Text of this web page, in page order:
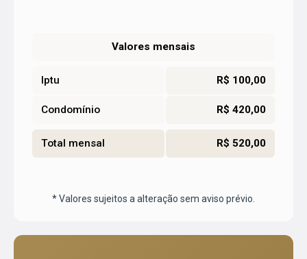
Valores mensais
Iptu R$ 100,00
Condomínio R$ 420,00
Total mensal R$ 520,00
* Valores sujeitos a alteração sem aviso prévio.